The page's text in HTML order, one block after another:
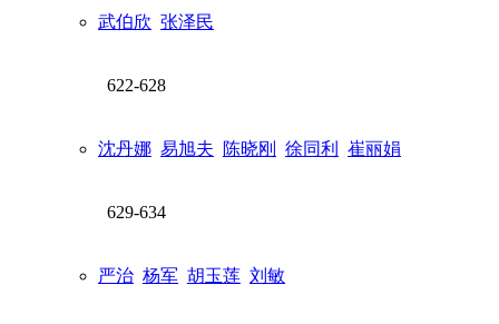
武伯欣 张泽民
622-628
沈丹娜 易旭夫 陈晓刚 徐同利 崔丽娟
629-634
严治 杨军 胡玉莲 刘敏